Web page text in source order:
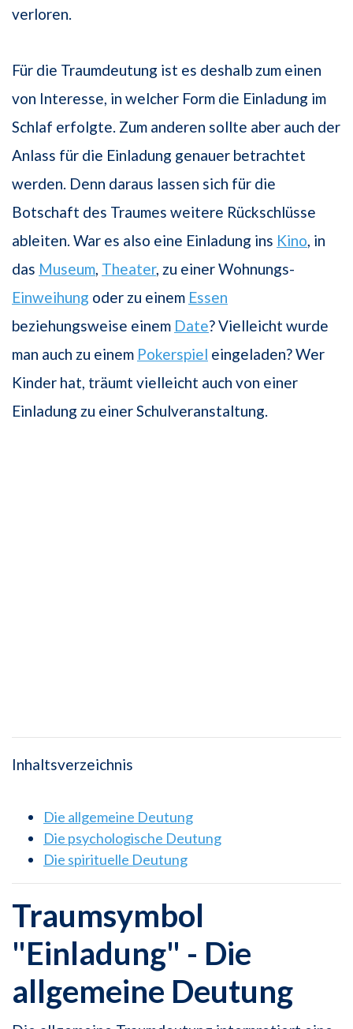
verloren.
Für die Traumdeutung ist es deshalb zum einen
von Interesse, in welcher Form die Einladung im
Schlaf erfolgte. Zum anderen sollte aber auch der
Anlass für die Einladung genauer betrachtet
werden. Denn daraus lassen sich für die
Botschaft des Traumes weitere Rückschlüsse
ableiten. War es also eine Einladung ins Kino , in
das Museum Theater, zu einer Wohnungs-
Einweihung oder zu einem Essen
beziehungsweise einem Date? Vielleicht wurde
man auch zu einem Pokerspiel eingeladen? Wer
Kinder hat, träumt vielleicht auch von einer
Einladung zu einer Schulveranstaltung.
Inhaltsverzeichnis
Die allgemeine Deutung
Die psychologische Deutung
Die spirituelle Deutung
Traumsymbol
"Einladung" - Die
allgemeine Deutung